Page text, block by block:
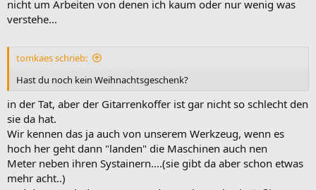
nicht um Arbeiten von denen ich kaum oder nur wenig was
verstehe...
tomkaes schrieb:
Hast du noch kein Weihnachtsgeschenk?
in der Tat, aber der Gitarrenkoffer ist gar nicht so schlecht den
sie da hat.
Wir kennen das ja auch von unserem Werkzeug, wenn es
hoch her geht dann "landen" die Maschinen auch nen
Meter neben ihren Systainern....(sie gibt da aber schon etwas
mehr acht..)